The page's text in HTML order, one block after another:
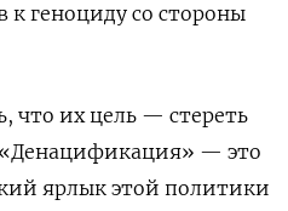
к геноциду со стороны
что их цель — стереть
— это
ярлык этой политики